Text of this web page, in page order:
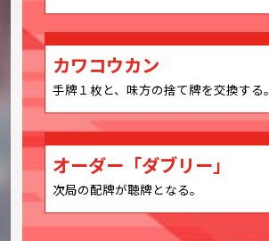
カワコウカン
手牌１枚と、味方の捨て牌を交換する。
オーダー「ダブリー」
次局の配牌が聴牌となる。